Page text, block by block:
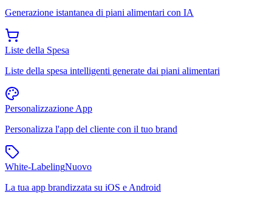
Generazione istantanea di piani alimentari con IA
Liste della Spesa
Liste della spesa intelligenti generate dai piani alimentari
Personalizzazione App
Personalizza l'app del cliente con il tuo brand
White-LabelingNuovo
La tua app brandizzata su iOS e Android